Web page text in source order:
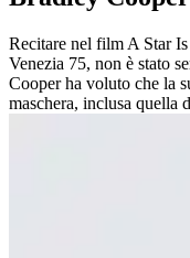
Recitare nel film A Star
Venezia 75, non è stato
Cooper ha voluto che la
maschera, inclusa quella